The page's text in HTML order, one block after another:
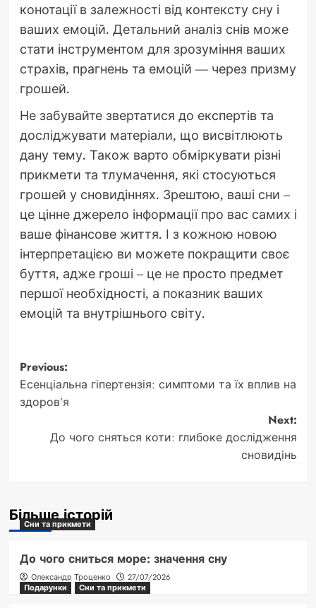
конотації в залежності від контексту сну і
ваших емоцій. Детальний аналіз снів може
стати інструментом для зрозуміння ваших
страхів, прагнень та емоцій — через призму
грошей.
Не забувайте звертатися до експертів та
досліджувати матеріали, що висвітлюють
дану тему. Також варто обміркувати різні
прикмети та тлумачення, які стосуються
грошей у сновидіннях. Зрештою, ваші сни –
це цінне джерело інформації про вас самих і
ваше фінансове життя. І з кожною новою
інтерпретацією ви можете покращити своє
буття, адже гроші – це не просто предмет
першої необхідності, а показник ваших
емоцій та внутрішнього світу.
Post
navigation
Previous:
Есенціальна гіпертензія: симптоми та їх вплив на
здоров’я
Next:
До чого сняться коти: глибоке дослідження
сновидінь
Більше історій
Сни та прикмети
До чого сниться море: значення сну
Олександр Троценко
27/07/2026
Подарунки
Сни та прикмети